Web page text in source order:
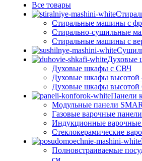
Все товары
Стиральные машины с
Стирально-сушильные
Стиральные машины с
Духовые
Духовые шкафы с СВЧ
Духовые шкафы высотой
Духовые шкафы высотой
Панели
Модульные панели
Газовые варочные панели
Индукционные варочные
Стеклокерамические
Полновстраиваемые